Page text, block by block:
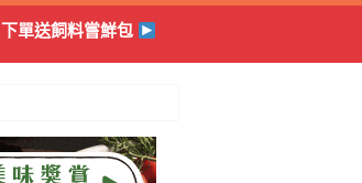
下單送飼料嘗鮮包